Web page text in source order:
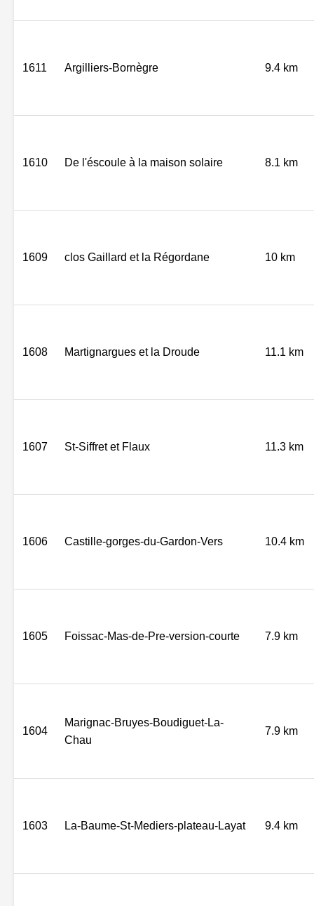
1611 Argilliers-Bornègre 9.4 km
1610 De l'éscoule à la maison solaire 8.1 km
1609 clos Gaillard et la Régordane 10 km
1608 Martignargues et la Droude 11.1 km
1607 St-Siffret et Flaux 11.3 km
1606 Castille-gorges-du-Gardon-Vers 10.4 km
1605 Foissac-Mas-de-Pre-version-courte 7.9 km
1604
Marignac-Bruyes-Boudiguet-La-
Chau
7.9 km
1603 La-Baume-St-Mediers-plateau-Layat 9.4 km